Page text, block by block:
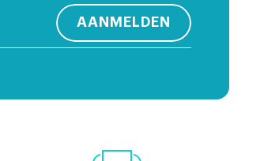
AANMELDEN